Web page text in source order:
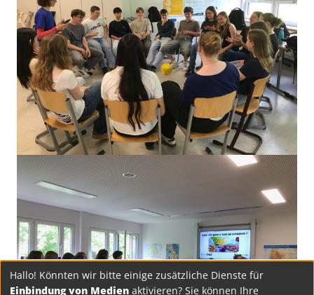
Hallo! Könnten wir bitte einige zusätzliche Dienste für
Einbindung von Medien aktivieren? Sie können Ihre